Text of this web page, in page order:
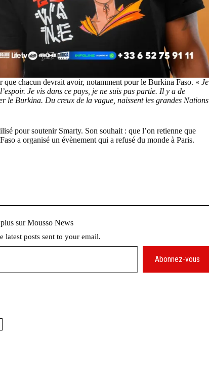
chacun devrait avoir, notamment pour le Burkina Faso. « Je
Je vis dans ce pays, je ne suis pas partie. Il y a de
le Burkina. Du creux de la vague, naissent les grandes Nations
pour soutenir Smarty. Son souhait : que l’on retienne que
a organisé un évènement qui a refusé du monde à Paris.
sur Mousso News
latest posts sent to your email.
Abonnez-vous